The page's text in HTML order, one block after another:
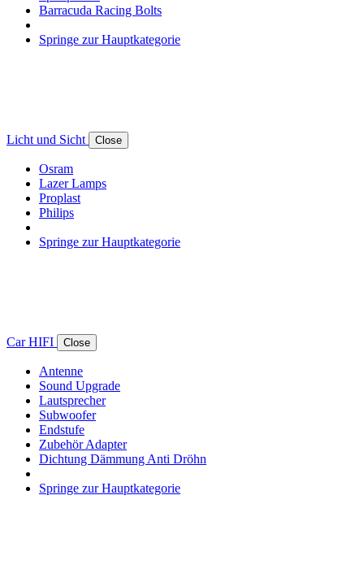
Barracuda Racing Bolts
Springe zur Hauptkategorie
Licht und Sicht Close
Osram
Lazer Lamps
Proplast
Philips
Springe zur Hauptkategorie
Car HIFI Close
Antenne
Sound Upgrade
Lautsprecher
Subwoofer
Endstufe
Zubehör Adapter
Dichtung Dämmung Anti Dröhn
Springe zur Hauptkategorie